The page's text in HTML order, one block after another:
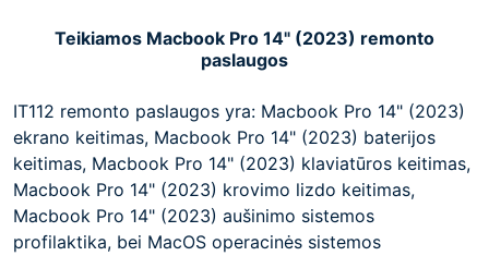
Teikiamos Macbook Pro 14" (2023) remonto
paslaugos
IT112 remonto paslaugos yra: Macbook Pro 14" (2023)
ekrano keitimas, Macbook Pro 14" (2023) baterijos
keitimas, Macbook Pro 14" (2023) klaviatūros keitimas,
Macbook Pro 14" (2023) krovimo lizdo keitimas,
Macbook Pro 14" (2023) aušinimo sistemos
profilaktika, bei MacOS operacinės sistemos